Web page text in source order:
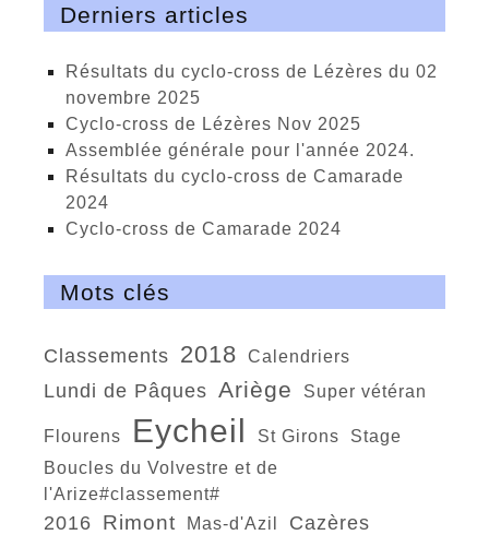
Derniers articles
Résultats du cyclo-cross de Lézères du 02
novembre 2025
cyclo-cross de Lézères Nov 2025
Assemblée générale pour l'année 2024.
Résultats du cyclo-cross de Camarade
2024
Cyclo-cross de Camarade 2024
Mots clés
classements 2018 calendriers
Lundi de Pâques Ariège super vétéran
Flourens Eycheil St Girons
Stage
Boucles du Volvestre et de
l'Arize#classement#
2016 Rimont Mas-d'Azil Cazères